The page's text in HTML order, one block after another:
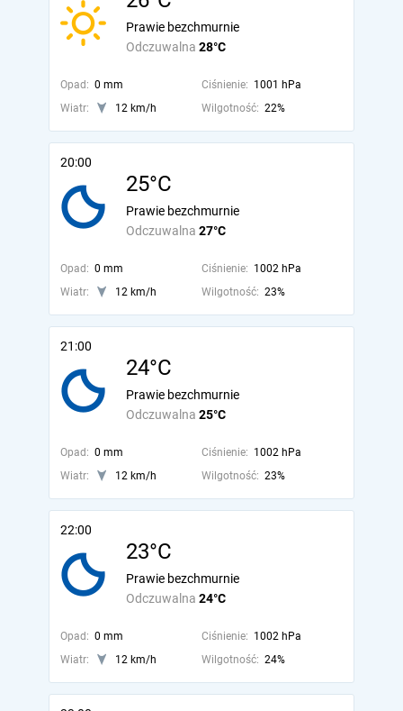
Odczuwalna 28°C
Prawie bezchmurnie
Opad: 0 mm Ciśnienie: 1001 hPa
Wiatr:
12 km/h Wilgotność: 22%
20:00
25°C
Odczuwalna 27°C
Prawie bezchmurnie
Opad: 0 mm Ciśnienie: 1002 hPa
Wiatr:
12 km/h Wilgotność: 23%
21:00
24°C
Odczuwalna 25°C
Prawie bezchmurnie
Opad: 0 mm Ciśnienie: 1002 hPa
Wiatr:
12 km/h Wilgotność: 23%
22:00
23°C
Odczuwalna 24°C
Prawie bezchmurnie
Opad: 0 mm Ciśnienie: 1002 hPa
Wiatr:
12 km/h Wilgotność: 24%